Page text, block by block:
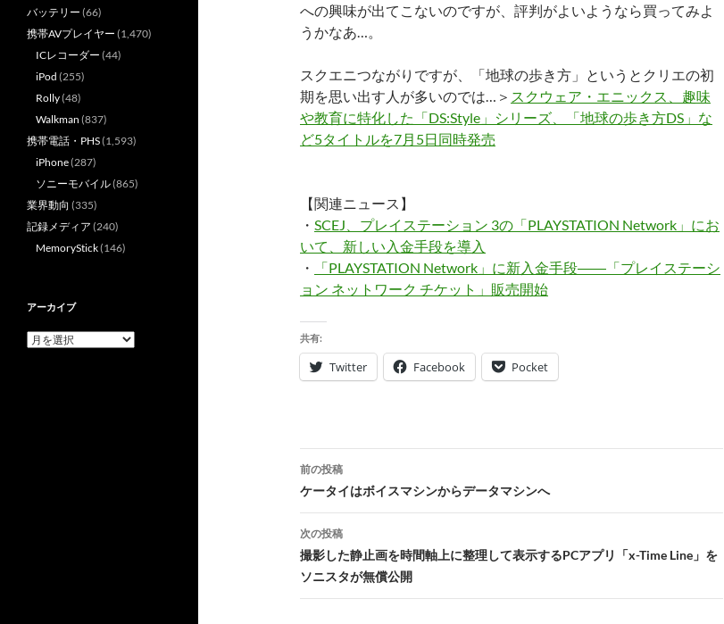
への興味が出てこないのですが、評判がよいようなら買ってみよ
うかなあ…。
スクエニつながりですが、「地球の歩き方」というとクリエの初
期を思い出す人が多いのでは…＞ スクウェア・エニックス、趣味
や教育に特化した「DS:Style」シリーズ、「地球の歩き方DS」な
ど5タイトルを7月5日同時発売
【関連ニュース】
・ SCEJ、プレイステーション 3の「PLAYSTATION Network」にお
いて、新しい入金手段を導入
・
「PLAYSTATION Network」に新入金手段――「プレイステーシ
ョン ネットワーク チケット」販売開始
共有:
Twitter Facebook Pocket
投
稿
ナ
ビ
ゲ
前の投稿
ケータイはボイスマシンからデータマシンへ
次の投稿
撮影した静止画を時間軸上に整理して表示するPCアプリ「x-Time Line」を
ソニスタが無償公開
バッテリー (66)
携帯AVプレイヤー (1,470)
ICレコーダー (44)
iPod (255)
Rolly(48)
Walkman (837)
携帯電話・PHS(1,593)
iPhone(287)
ソニーモバイル(865)
業界動向 (335)
記録メディア (240)
MemoryStick(146)
アーカイブ
ア